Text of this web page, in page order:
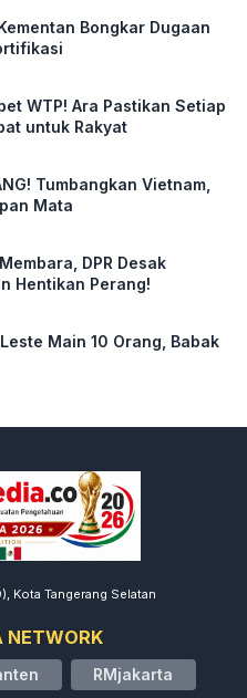
Bongkar Dugaan
WTP! Ara Pastikan Setiap
untuk Rakyat
Tumbangkan Vietnam,
Mata
DPR Desak
Hentikan Perang!
Main 10 Orang, Babak
Kota Tangerang Selatan
NETWORK
RMjakarta